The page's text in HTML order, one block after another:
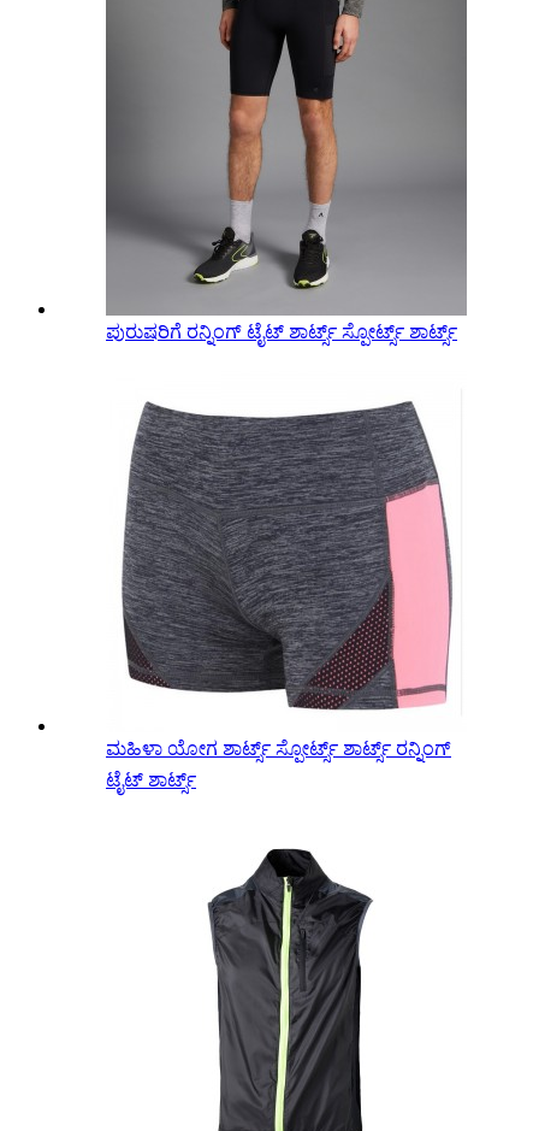
ಪುರುಷರಿಗೆ ರನ್ನಿಂಗ್ ಟೈಟ್ ಶಾರ್ಟ್ಸ್ ಸ್ಪೋರ್ಟ್ಸ್ ಶಾರ್ಟ್ಸ್
ಮಹಿಳಾ ಯೋಗ ಶಾರ್ಟ್ಸ್ ಸ್ಪೋರ್ಟ್ಸ್ ಶಾರ್ಟ್ಸ್ ರನ್ನಿಂಗ್
ಟೈಟ್ ಶಾರ್ಟ್ಸ್